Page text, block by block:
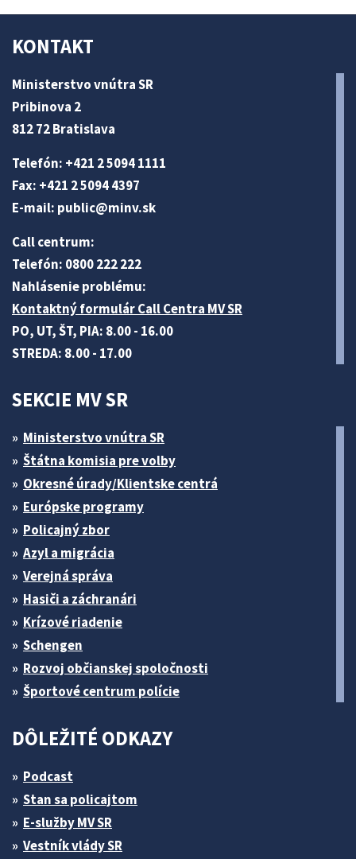
KONTAKT
Ministerstvo vnútra SR
Pribinova 2
812 72 Bratislava
Telefón: +421 2 5094 1111
Fax: +421 2 5094 4397
E-mail: public@minv.sk
Call centrum:
Telefón: 0800 222 222
Nahlásenie problému:
Kontaktný formulár Call Centra MV SR
PO, UT, ŠT, PIA: 8.00 - 16.00
STREDA: 8.00 - 17.00
SEKCIE MV SR
Ministerstvo vnútra SR
Štátna komisia pre volby
Okresné úrady/Klientske centrá
Európske programy
Policajný zbor
Azyl a migrácia
Verejná správa
Hasiči a záchranári
Krízové riadenie
Schengen
Rozvoj občianskej spoločnosti
Športové centrum polície
DÔLEŽITÉ ODKAZY
Podcast
Stan sa policajtom
E-služby MV SR
Vestník vlády SR